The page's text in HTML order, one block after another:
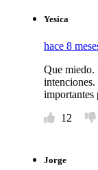
Yesica
hace 8
Que miedo.
intenciones.
importantes
12
Jorge